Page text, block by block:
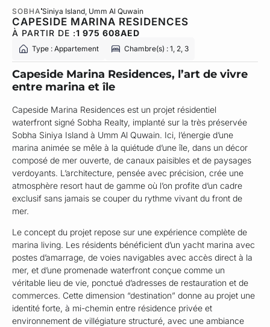
SOBHA Siniya Island , Umm Al Quwain
CAPESIDE MARINA RESIDENCES
À PARTIR DE :1 975 608AED
Type : Appartement Chambre(s) : 1, 2, 3
Capeside Marina Residences, l’art de vivre
entre marina et île
Capeside Marina Residences est un projet résidentiel
waterfront signé Sobha Realty, implanté sur la très préservée
Sobha Siniya Island à Umm Al Quwain. Ici, l’énergie d’une
marina animée se mêle à la quiétude d’une île, dans un décor
composé de mer ouverte, de canaux paisibles et de paysages
verdoyants. L’architecture, pensée avec précision, crée une
atmosphère resort haut de gamme où l’on profite d’un cadre
exclusif sans jamais se couper du rythme vivant du front de
mer.
Le concept du projet repose sur une expérience complète de
marina living. Les résidents bénéficient d’un yacht marina avec
postes d’amarrage, de voies navigables avec accès direct à la
mer, et d’une promenade waterfront conçue comme un
véritable lieu de vie, ponctué d’adresses de restauration et de
commerces. Cette dimension “destination” donne au projet une
identité forte, à mi-chemin entre résidence privée et
environnement de villégiature structuré, avec une ambiance